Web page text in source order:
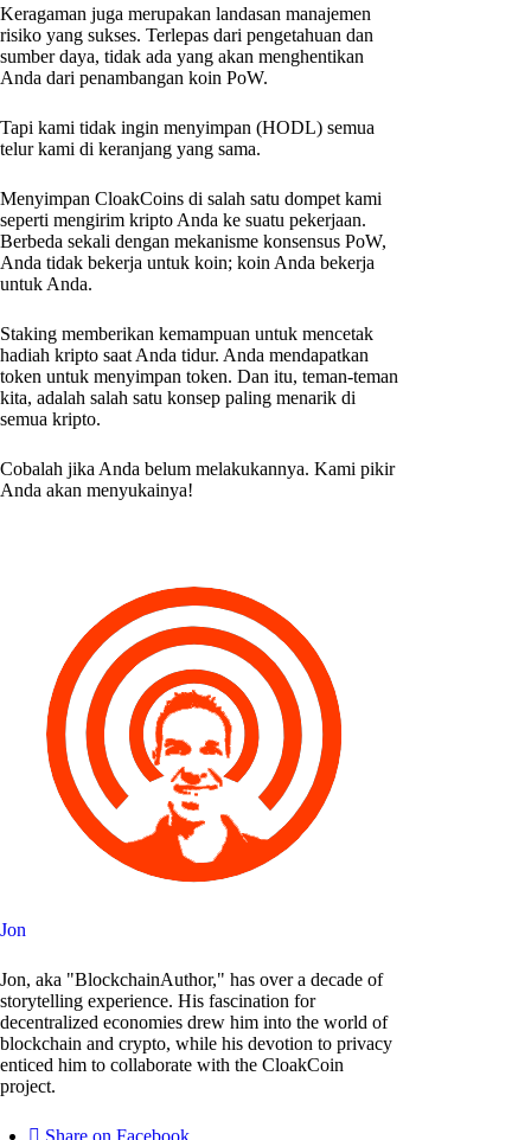
Keragaman juga merupakan landasan manajemen
risiko yang sukses. Terlepas dari pengetahuan dan
sumber daya, tidak ada yang akan menghentikan
Anda dari penambangan koin PoW.
Tapi kami tidak ingin menyimpan (HODL) semua
telur kami di keranjang yang sama.
Menyimpan CloakCoins di salah satu dompet kami
seperti mengirim kripto Anda ke suatu pekerjaan.
Berbeda sekali dengan mekanisme konsensus PoW,
Anda tidak bekerja untuk koin; koin Anda bekerja
untuk Anda.
Staking memberikan kemampuan untuk mencetak
hadiah kripto saat Anda tidur. Anda mendapatkan
token untuk menyimpan token. Dan itu, teman-teman
kita, adalah salah satu konsep paling menarik di
semua kripto.
Cobalah jika Anda belum melakukannya. Kami pikir
Anda akan menyukainya!
Jon
Jon, aka "BlockchainAuthor," has over a decade of
storytelling experience. His fascination for
decentralized economies drew him into the world of
blockchain and crypto, while his devotion to privacy
enticed him to collaborate with the CloakCoin
project.
Share on Facebook